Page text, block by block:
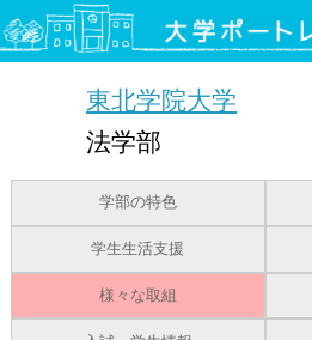
東北学院大学
法学部
学部の特色
学生生活支援
様々な取組